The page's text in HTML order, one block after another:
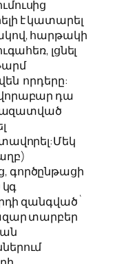
է կատարել
հարթակի
լցնել
որդերը:
դա
ազատված
գործընթացի
կգ
զանգված`
տարբեր